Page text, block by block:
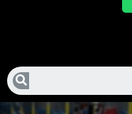
اصفهان _ شهرک صنعتی بزرگ اصفهان _فاز یک _کار آفرینان ۱۲